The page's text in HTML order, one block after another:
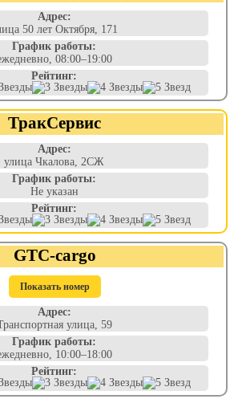
Адрес:
50 лет Октября, 171
График работы:
08:00–19:00
Рейтинг:
ТракСервис
Адрес:
улица Чкалова, 2СЖ
График работы:
Не указан
Рейтинг:
GTC-cargo
Показать номер
Адрес:
улица, 59
График работы:
10:00–18:00
Рейтинг: